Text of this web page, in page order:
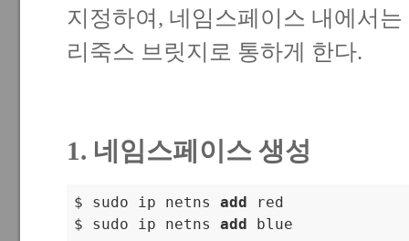
지정하여, 네임스페이스 내에서
리죽스 브릿지로 통하게 한다.
1. 네임스페이스 생성
$ sudo ip netns add red
$ sudo ip netns add